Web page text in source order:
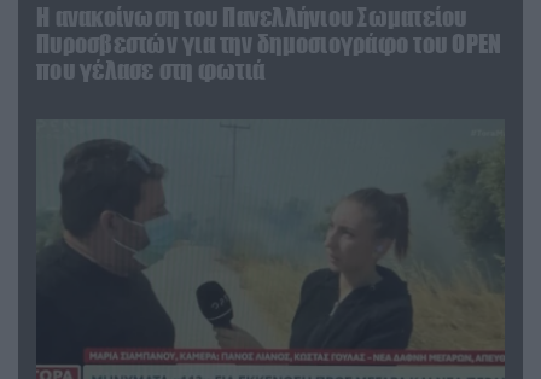
Η ανακοίνωση του Πανελλήνιου Σωματείου
Πυροσβεστών για την δημοσιογράφο του OPEN
που γέλασε στη φωτιά